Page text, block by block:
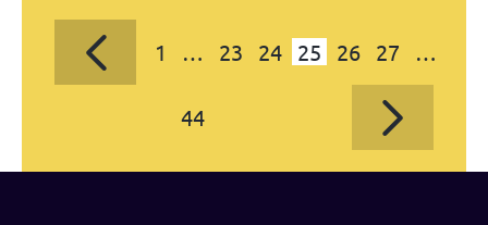
1 … 23 24 25 26 27 …
44